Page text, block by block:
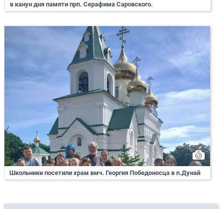
в канун дня памяти прп. Серафима Саровского.
Школьники посетили храм вмч. Георгия Победоносца в п.Дунай